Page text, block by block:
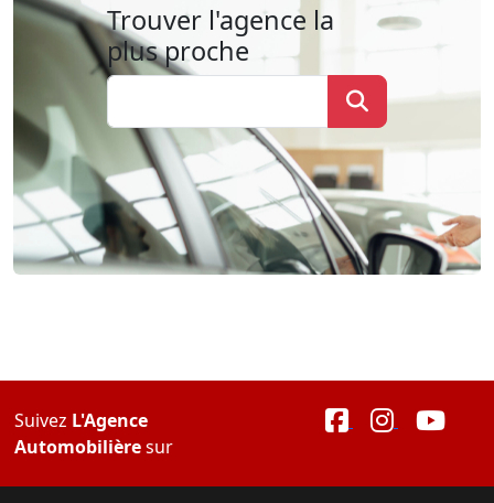
Trouver l'agence la
plus proche
Suivez L'Agence
Automobilièresur